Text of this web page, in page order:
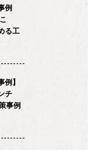
例
る工
】
チ
事例